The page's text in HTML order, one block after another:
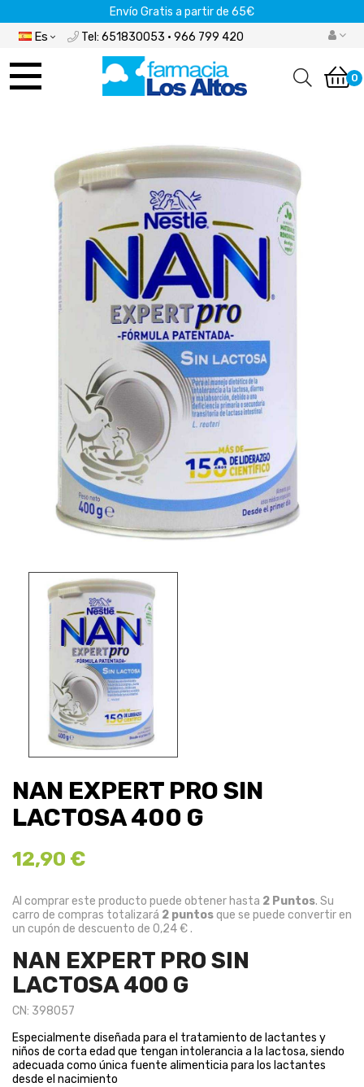
Envío Gratis a partir de 65€
Es Tel: 651830053 · 966 799 420
Navegación 0
NAN EXPERT PRO SIN
LACTOSA 400 G
12,90 €
Al comprar este producto puede obtener hasta 2 Puntos. Su
carro de compras totalizará 2 puntosque se puede convertir en
un cupón de descuento de 0,24 €.
NAN EXPERT PRO SIN
LACTOSA 400 G
CN: 398057
Especialmente diseñada para el tratamiento de lactantes y
niños de corta edad que tengan intolerancia a la lactosa, siendo
adecuada como única fuente alimenticia para los lactantes
desde el nacimiento